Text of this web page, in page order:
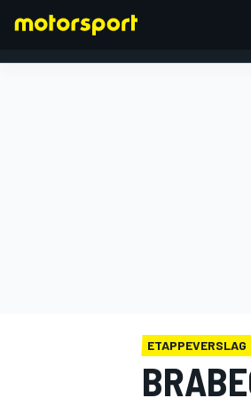
ETAPPEVERSLAG